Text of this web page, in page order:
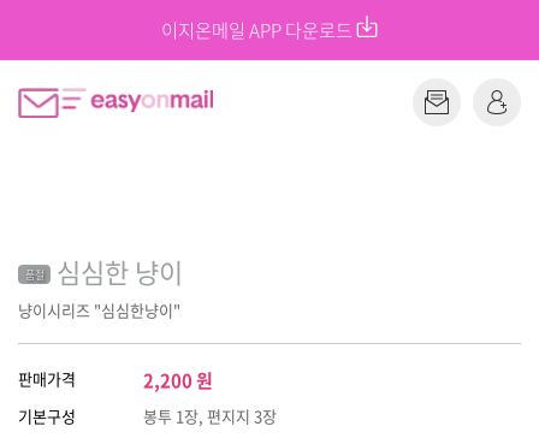
품절 심심한 냥이
냥이시리즈 "심심한냥이"
판매가격 2,200원
기본구성
봉투 1장, 편지지 3장
이지온메일 APP 다운로드